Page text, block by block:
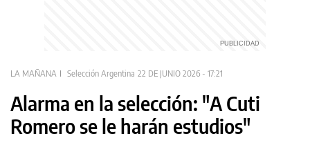
LA MAÑANA Selección Argentina 22 DE JUNIO 2026 - 17:21
Alarma en la selección: "A Cuti
Romero se le harán estudios"